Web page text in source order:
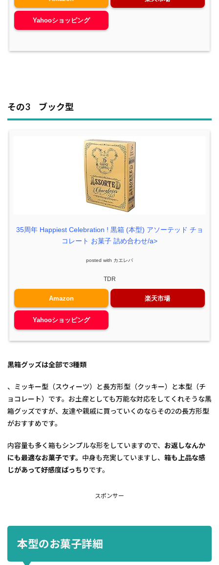
Yahooショッピング
その3 ブック型
35周年 Happiest Celebration ! 黒箱 (本型) アソーテッド チョ
コレート お菓子 詰め合わせ/a>
posted with カエレバ
TDR
Amazon 楽天市場
Yahooショッピング
黒箱グッズは全部で3種類
、ミッキー型（スウィーツ）と長方形型（クッキー）と本型（チ
ョコレート）です。お土産としても万能な対応をしてくれそうな黒
箱グッズですが、友達や親戚に買っていくのならその2の長方形型
がおすすめです。
内容量も多く箱もシンプルな形をしていますので、 お返しなんか
にも最適なお菓子です。 中身も充実していますし、 箱も上品な感
じがあって好感度ばっちりです。
スポンサー
本型のお菓子詳細